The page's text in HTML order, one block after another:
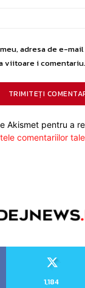
adresa de e-
viitoare i comentariu.
Akismet pentru a
comentariilor tale
1,184